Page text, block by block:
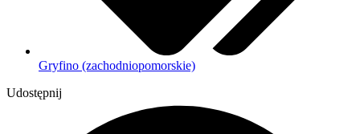
Gryfino (zachodniopomorskie)
Udostępnij